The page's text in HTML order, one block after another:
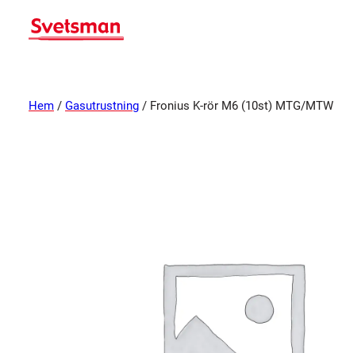
Hem / Gasutrustning / Fronius K-rör M6 (10st) MTG/MTW